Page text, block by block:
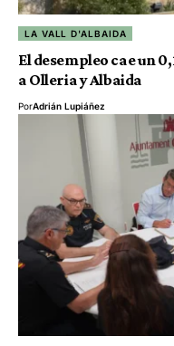
LA VALL D'ALBAIDA
El desempleo cae un
a Olleria y Albaida
PorAdrián Lupiáñez